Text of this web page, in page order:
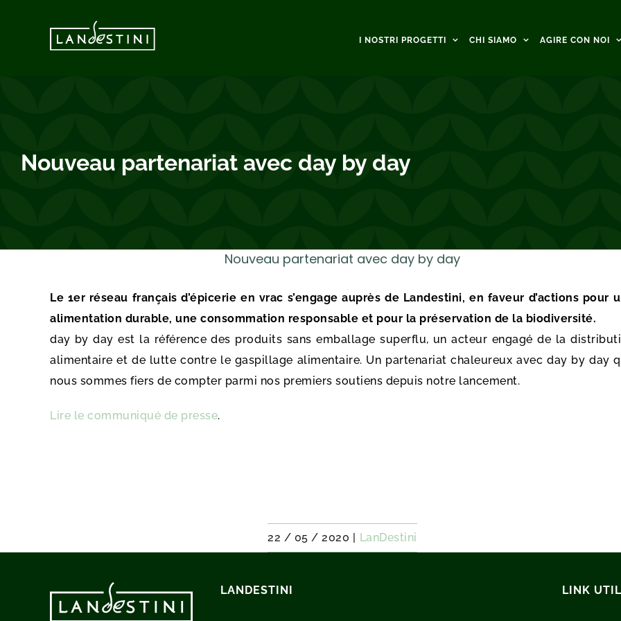
contenuto
I NOSTRI PROGETTI CHI SIAMO AGIRE CON NOI
Nouveau partenariat avec day by day
Nouveau partenariat avec day by day
Le 1er réseau français d’épicerie en vrac s’engage auprès de Landestini, en faveur d’actions pour
alimentation durable, une consommation responsable et pour la préservation de la biodiversité.
day by day est la référence des produits sans emballage superflu, un acteur engagé de la
alimentaire et de lutte contre le gaspillage alimentaire. Un partenariat chaleureux avec day by day
nous sommes fiers de compter parmi nos premiers soutiens depuis notre lancement.
Lire le communiqué de presse.
22 / 05 / 2020 | LanDestini
LANDESTINI LINK